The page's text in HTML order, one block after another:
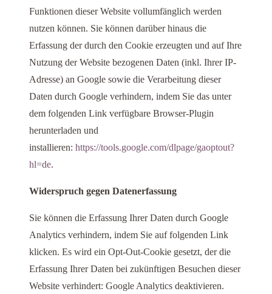
Funktionen dieser Website vollumfänglich werden
nutzen können. Sie können darüber hinaus die
Erfassung der durch den Cookie erzeugten und auf Ihre
Nutzung der Website bezogenen Daten (inkl. Ihrer IP-
Adresse) an Google sowie die Verarbeitung dieser
Daten durch Google verhindern, indem Sie das unter
dem folgenden Link verfügbare Browser-Plugin
herunterladen und
installieren: https://tools.google.com/dlpage/gaoptout?
hl=de.
Widerspruch gegen Datenerfassung
Sie können die Erfassung Ihrer Daten durch Google
Analytics verhindern, indem Sie auf folgenden Link
klicken. Es wird ein Opt-Out-Cookie gesetzt, der die
Erfassung Ihrer Daten bei zukünftigen Besuchen dieser
Website verhindert: Google Analytics deaktivieren.